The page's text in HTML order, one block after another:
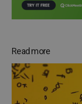
Read more